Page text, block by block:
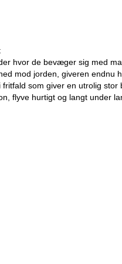
hvor de bevæger sig med
mod jorden, giveren endnu
som giver en utrolig
flyve hurtigt og langt under